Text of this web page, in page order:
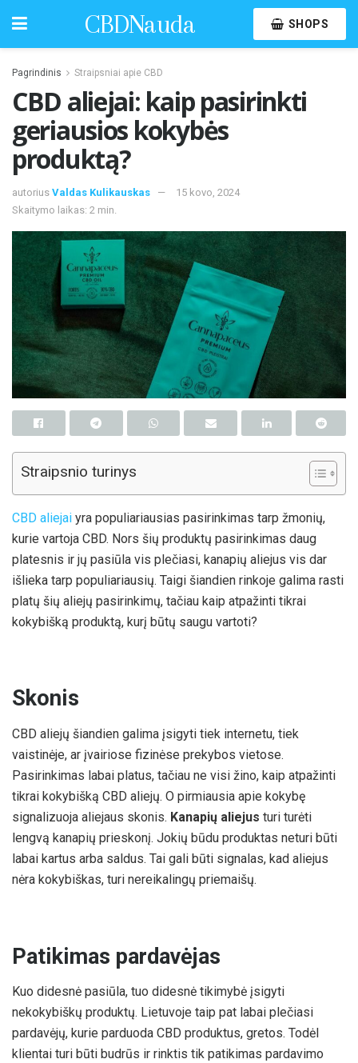
CBDNauda SHOPS
Pagrindinis Straipsniai apie CBD
CBD aliejai: kaip pasirinkti
geriausios kokybės
produktą?
autorius Valdas Kulikauskas
15 kovo, 2024
Skaitymo laikas: 2 min.
Straipsnio turinys
CBD aliejai yra populiariausias pasirinkimas tarp žmonių,
kurie vartoja CBD. Nors šių produktų pasirinkimas daug
platesnis ir jų pasiūla vis plečiasi, kanapių aliejus vis dar
išlieka tarp populiariausių. Taigi šiandien rinkoje galima rasti
platų šių aliejų pasirinkimų, tačiau kaip atpažinti tikrai
kokybišką produktą, kurį būtų saugu vartoti?
Skonis
CBD aliejų šiandien galima įsigyti tiek internetu, tiek
vaistinėje, ar įvairiose fizinėse prekybos vietose.
Pasirinkimas labai platus, tačiau ne visi žino, kaip atpažinti
tikrai kokybišką CBD aliejų. O pirmiausia apie kokybę
signalizuoja aliejaus skonis. Kanapių aliejus turi turėti
lengvą kanapių prieskonį. Jokių būdu produktas neturi būti
labai kartus arba saldus. Tai gali būti signalas, kad aliejus
nėra kokybiškas, turi nereikalingų priemaišų.
Patikimas pardavėjas
Kuo didesnė pasiūla, tuo didesnė tikimybė įsigyti
nekokybiškų produktų. Lietuvoje taip pat labai plečiasi
pardavėjų, kurie parduoda CBD produktus, gretos. Todėl
klientai turi būti budrūs ir rinktis tik patikimas pardavimo